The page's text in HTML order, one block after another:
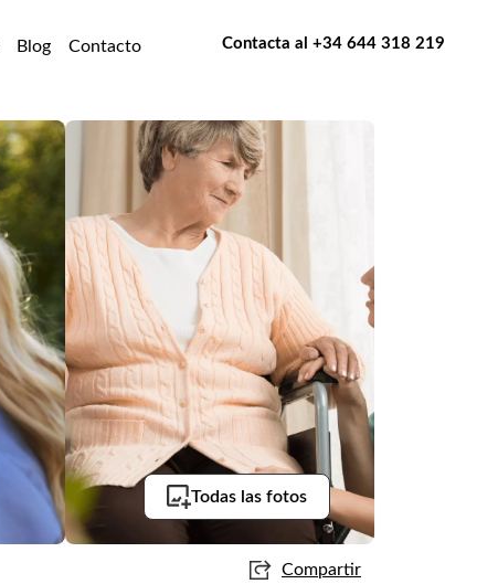
Blog Contacto Contacta al +34 644 318 219
Compartir
Todas las fotos